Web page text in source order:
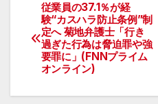
投
稿
ナ
従業員の37.1％が経
験“カスハラ防止条例”制
定へ 菊地弁護士「行き
過ぎた行為は脅迫罪や強
要罪に」(FNNプライム
オンライン)